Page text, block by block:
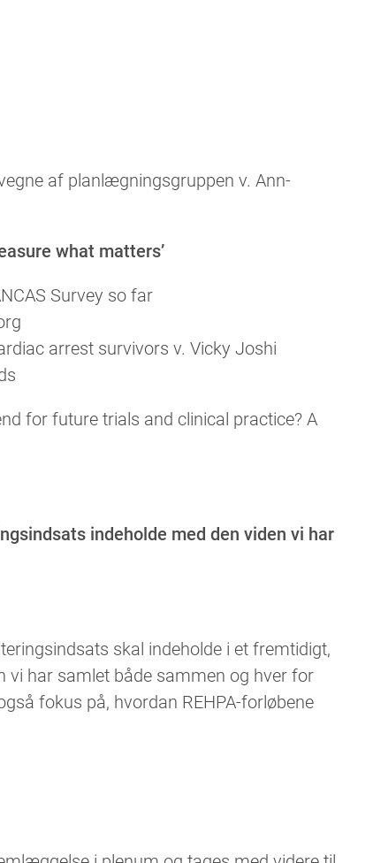
af planlægningsgruppen v. Ann-
what matters’
Survey so far
arrest survivors v. Vicky Joshi
for future trials and clinical practice? A
indeholde med den viden vi har
skal indeholde i et fremtidigt,
har samlet både sammen og hver for
fokus på, hvordan REHPA-forløbene